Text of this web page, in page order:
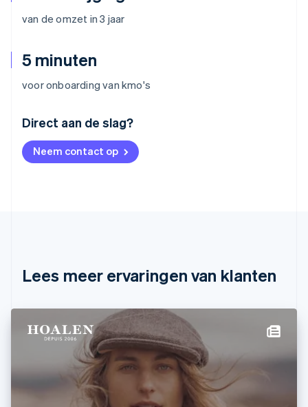
van de omzet in 3 jaar
5 minuten
voor onboarding van kmo's
Direct aan de slag?
Neem contact op
Lees meer ervaringen van klanten
Australië
English
België
NederlandsFrançais Deutsch
Denemarken
Duitsland
DeutschEnglish
Estland
Finland
Svenska
Frankrijk